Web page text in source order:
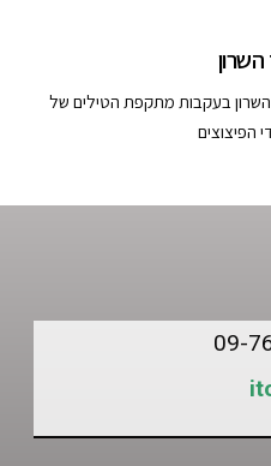
בעקבות מתקפת הטילים של
הפיצוצים